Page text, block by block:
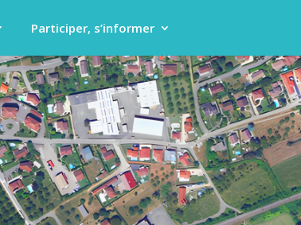
Participer, s’informer